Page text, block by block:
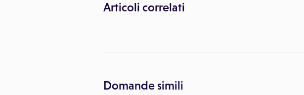
Articoli correlati
Domande simili